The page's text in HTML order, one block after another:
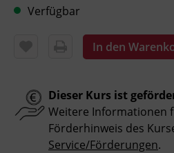
anschlagen.
Kranbetrieb
Aufbau und
Wartungsarbeiten
Funktionsprüfungen
Sondereinsätze
Verfügbar
In den
Dieser Kurs ist
Weitere Informationen
Förderhinweis des
Service/Förderungen.